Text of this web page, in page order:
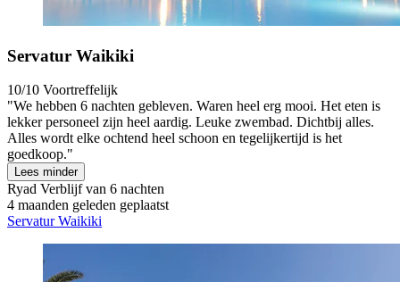
Servatur Waikiki
10/10 Voortreffelijk
"We hebben 6 nachten gebleven. Waren heel erg mooi. Het eten is
lekker personeel zijn heel aardig. Leuke zwembad. Dichtbij alles.
Alles wordt elke ochtend heel schoon en tegelijkertijd is het
goedkoop."
Lees minder
Ryad Verblijf van 6 nachten
4 maanden geleden geplaatst
Servatur Waikiki